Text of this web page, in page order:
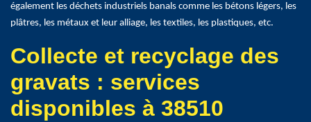
également les déchets industriels banals comme les bétons légers, les
plâtres, les métaux et leur alliage, les textiles, les plastiques, etc.
Collecte et recyclage des
gravats : services
disponibles à 38510